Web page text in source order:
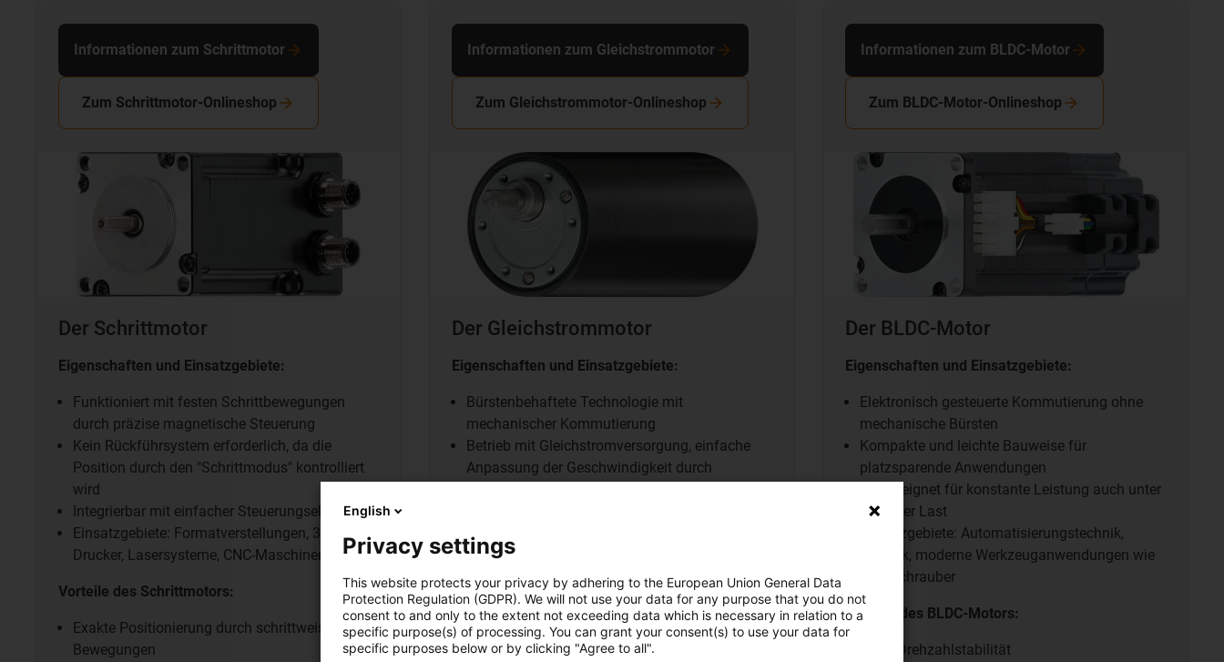
Der Schrittmotor
Eigenschaften und Einsatzgebiete:
Funktioniert mit festen Schrittbewegungen
durch präzise magnetische Steuerung
Kein Rückführsystem erforderlich, da die
Position durch den "Schrittmodus" kontrolliert
wird
Integrierbar mit einfacher Steuerungselektronik
Einsatzgebiete: Formatverstellungen, 3D-
Drucker, Lasersysteme, CNC-Maschinen
Vorteile des Schrittmotors:
Exakte Positionierung durch schrittweise
Bewegungen
Informationen zum Schrittmotor
Zum Schrittmotor-Onlineshop
Der Gleichstrommotor
Eigenschaften und Einsatzgebiete:
Bürstenbehaftete Technologie mit
mechanischer Kommutierung
Betrieb mit Gleichstromversorgung, einfache
Anpassung der Geschwindigkeit durch
(Scheibenwischerantriebe), Möbelbau
(Fernsehverstellungen), Ventilatoren.
Vorteile des Gleichstrommotors:
Kosteneffektiv und praxiserprobt
Einfache Steuerung
Informationen zum Gleichstrommotor
Zum Gleichstrommotor-Onlineshop
Der BLDC-Motor
Eigenschaften und Einsatzgebiete:
Elektronisch gesteuerte Kommutierung ohne
mechanische Bürsten
Kompakte und leichte Bauweise für
platzsparende Anwendungen
Gut geeignet für konstante Leistung auch unter
variabler Last
Einsatzgebiete: Automatisierungstechnik,
Robotik, moderne Werkzeuganwendungen wie
Akkuschrauber
Vorteile des BLDC-Motors:
Hohe Drehzahlstabilität
Informationen zum BLDC-Motor
Zum BLDC-Motor-Onlineshop
English
Privacy settings
This website protects your privacy by adhering to the European Union General Data
Protection Regulation (GDPR). We will not use your data for any purpose that you do not
consent to and only to the extent not exceeding data which is necessary in relation to a
specific purpose(s) of processing. You can grant your consent(s) to use your data for
specific purposes below or by clicking "Agree to all".